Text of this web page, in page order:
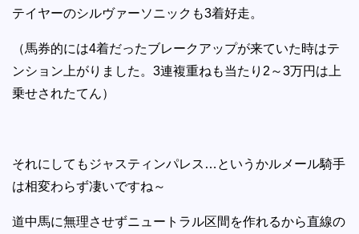
テイヤーのシルヴァーソニックも3着好走。
（馬券的には4着だったブレークアップが来ていた時はテ
ンション上がりました。3連複重ねも当たり2～3万円は上
乗せされたてん）
それにしてもジャスティンパレス…というかルメール騎手
は相変わらず凄いですね～
道中馬に無理させずニュートラル区間を作れるから直線の